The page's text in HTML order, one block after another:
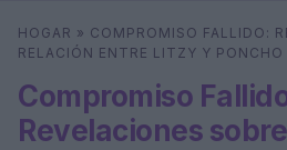
Buscar
HOGAR » COMPROMISO FALLIDO:
RELACIÓN ENTRE LITZY Y PONCHO
Compromiso
Revelaciones